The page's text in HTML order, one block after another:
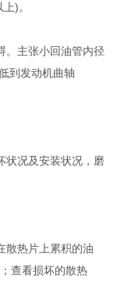
)。
。主张小回油管内径
到发动机曲轴
状况及安装状况，磨
散热片上累积的油
查看损坏的散热